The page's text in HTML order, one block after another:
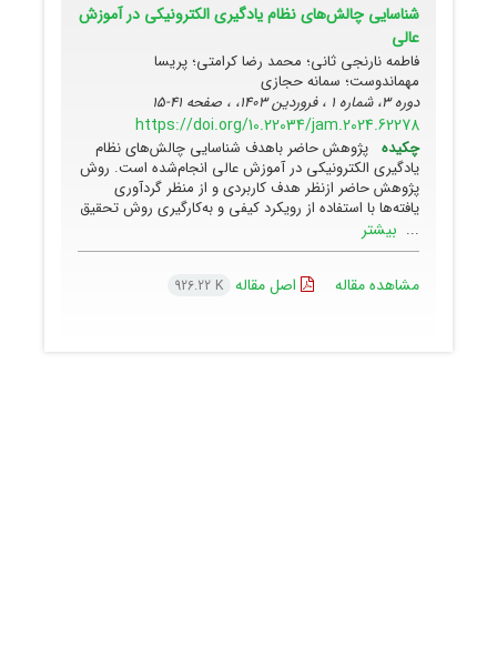
شناسایی چالش‌های نظام یادگیری الکترونیکی در آموزش
عالی
فاطمه نارنجی ثانی؛ محمد رضا کرامتی؛ پریسا
مهماندوست؛ سمانه حجازی
دوره 3، شماره 1 ، فروردین 1403، ، صفحه
41-15
https://doi.org/10.22034/jam.2024.62278
چکیده پژوهش حاضر باهدف شناسایی چالش‌های نظام
یادگیری الکترونیکی در آموزش عالی انجام‌شده است. روش
پژوهش حاضر ازنظر هدف کاربردی و از منظر گردآوری
یافته‌ها با استفاده از رویکرد کیفی و به‌کارگیری روش تحقیق
... بیشتر
مشاهده مقاله اصل مقاله 926.22 K